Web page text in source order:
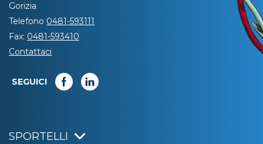
Gorizia
Telefono 0481-593111
Fax: 0481-593410
Contattaci
SEGUICI
SPORTELLI